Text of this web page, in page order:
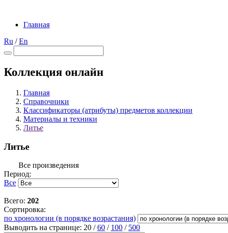
Главная
Ru /En
Коллекция онлайн
Главная
Справочники
Классификаторы (атрибуты) предметов коллекции
Материалы и техники
Литье
Литье
Все произведения
Период:
Все
Всего: 202
Сортировка:
по хронологии (в порядке возрастания)
Выводить на странице: 20 /60 / 100 / 500